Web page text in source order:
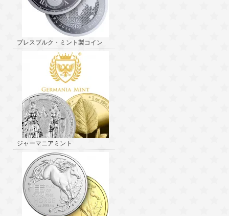
プレスブルク・ミント製コイン
ジャーマニアミント